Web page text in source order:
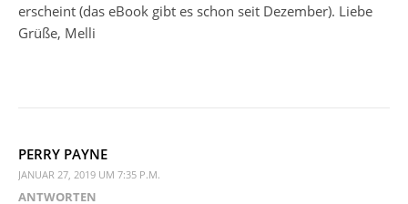
erscheint (das eBook gibt es schon seit Dezember). Liebe
Grüße, Melli
PERRY PAYNE
JANUAR 27, 2019 UM 7:35 P.M.
ANTWORTEN